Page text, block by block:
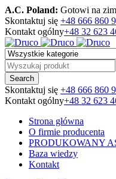
A.C. Poland: Gotowi na
Skontaktuj się +48 666 860
Kontakt ogólny+48 32 623
Skontaktuj się +48 666 860
Kontakt ogólny+48 32 623
Strona główna
O firmie producenta
PRODUKOWANY
Baza wiedzy
Kontakt